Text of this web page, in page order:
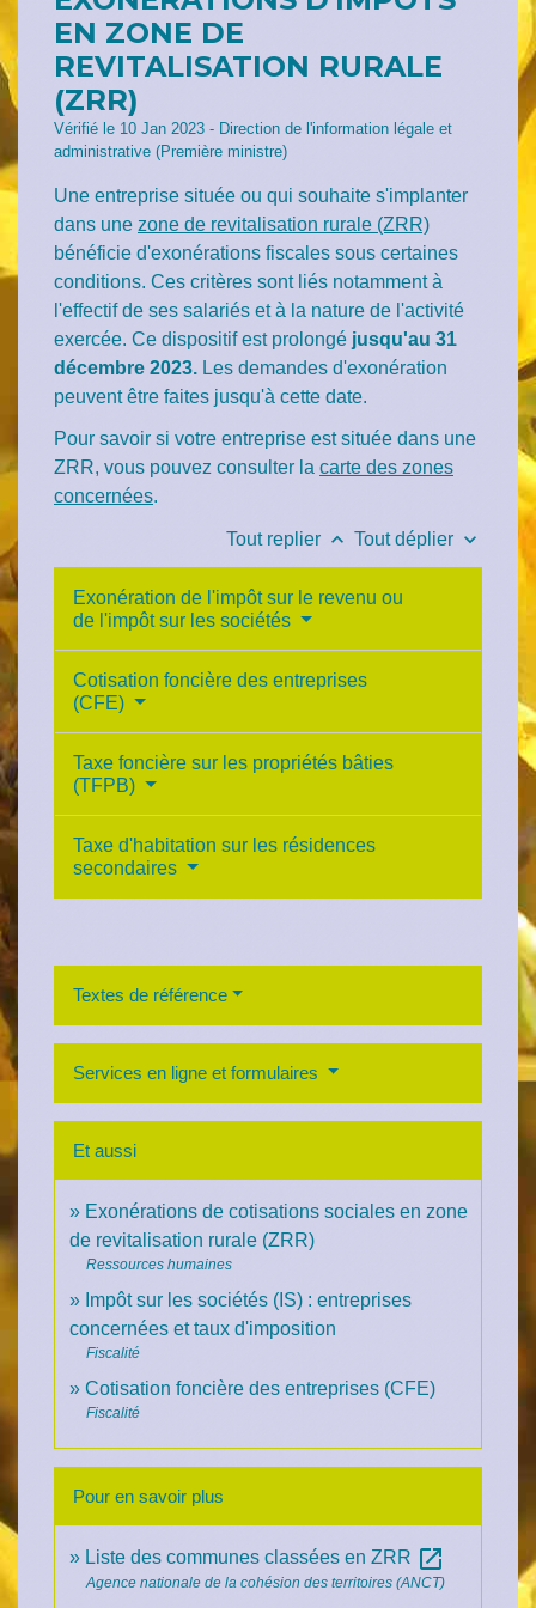
EN ZONE DE
REVITALISATION RURALE
(ZRR)
Vérifié le 10 Jan 2023 - Direction de l'information légale et
administrative (Première ministre)
Une entreprise située ou qui souhaite s'implanter
dans une zone de revitalisation rurale (ZRR)
bénéficie d'exonérations fiscales sous certaines
conditions. Ces critères sont liés notamment à
l'effectif de ses salariés et à la nature de l'activité
exercée. Ce dispositif est prolongé jusqu'au 31
décembre 2023. Les demandes d'exonération
peuvent être faites jusqu'à cette date.
Pour savoir si votre entreprise est située dans une
ZRR, vous pouvez consulter la carte des zones
concernées.
Tout replier keyboard_arrow_up Tout déplier keyboard_arrow_down
Exonération de l'impôt sur le revenu ou
de l'impôt sur les sociétés
Cotisation foncière des entreprises
(CFE)
Taxe foncière sur les propriétés bâties
(TFPB)
Taxe d'habitation sur les résidences
secondaires
Textes de référence
Services en ligne et formulaires
Et aussi
Exonérations de cotisations sociales en zone
de revitalisation rurale (ZRR)
Ressources humaines
Impôt sur les sociétés (IS) : entreprises
concernées et taux d'imposition
Fiscalité
Cotisation foncière des entreprises (CFE)
Fiscalité
Pour en savoir plus
Liste des communes classées en ZRR open_in_new
Agence nationale de la cohésion des territoires (ANCT)